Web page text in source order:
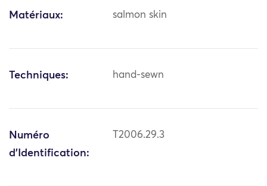
Matériaux: salmon skin
Techniques: hand-sewn
Numéro
d'Identification:
T2006.29.3